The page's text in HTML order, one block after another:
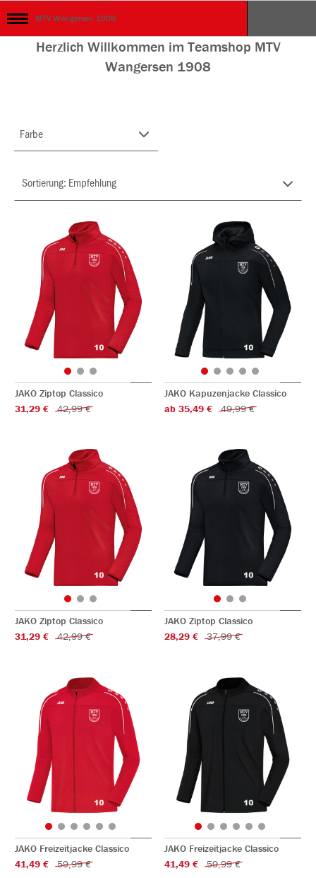
MTV Wangersen 1908
Herzlich Willkommen im Teamshop MTV
Wangersen 1908
Farbe
JAKO Ziptop Classico
31,29 €
42,99 €
JAKO Kapuzenjacke Classico
ab 35,49 €
49,99 €
JAKO Ziptop Classico
31,29 €
42,99 €
JAKO Ziptop Classico
28,29 €
37,99 €
JAKO Freizeitjacke Classico
41,49 €
59,99 €
JAKO Freizeitjacke Classico
41,49 €
59,99 €